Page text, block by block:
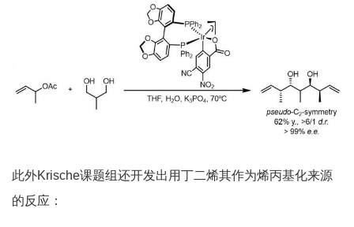
此外Krische课题组还开发出用丁二烯其作为烯丙基化来源
的反应：